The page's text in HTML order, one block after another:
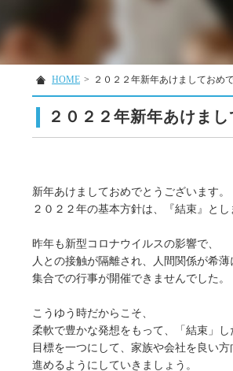
HOME > ２０２２年新年あけましておめ
２０２２年新年あけま
新年あけましておめでとうございます。
２０２２年の基本方針は、『結束』とし
昨年も新型コロナウイルスの影響で、
人との接触が隔離され、人間関係が希薄
集合での行事が開催できませんでした。
こうゆう時だからこそ、
柔軟で豊かな発想をもって、「結束」し
目標を一つにして、家族や会社を良い方
進めるようにしていきましょう。